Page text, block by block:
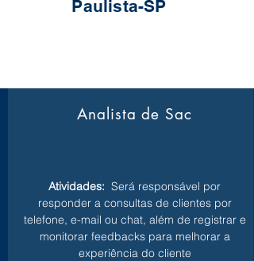
Paulista-SP
Analista de Sac
Atividades: Será responsável por
responder a consultas de clientes por
telefone, e-mail ou chat, além de registrar e
monitorar feedbacks para melhorar a
experiência do cliente